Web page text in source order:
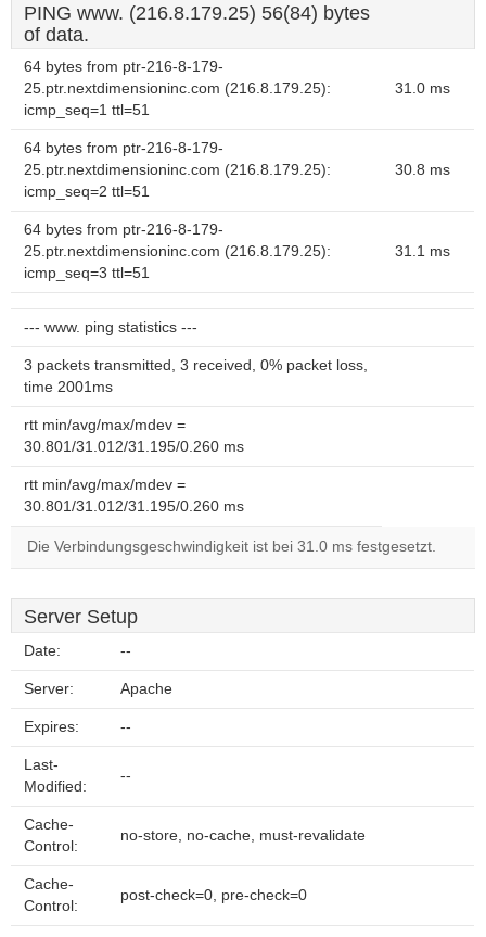
PING www. (216.8.179.25) 56(84) bytes
of data.
64 bytes from ptr-216-8-179-
25.ptr.nextdimensioninc.com (216.8.179.25):
icmp_seq=1 ttl=51
31.0 ms
64 bytes from ptr-216-8-179-
25.ptr.nextdimensioninc.com (216.8.179.25):
icmp_seq=2 ttl=51
30.8 ms
64 bytes from ptr-216-8-179-
25.ptr.nextdimensioninc.com (216.8.179.25):
icmp_seq=3 ttl=51
31.1 ms
--- www. ping statistics ---
3 packets transmitted, 3 received, 0% packet loss,
time 2001ms
rtt min/avg/max/mdev =
30.801/31.012/31.195/0.260 ms
rtt min/avg/max/mdev =
30.801/31.012/31.195/0.260 ms
Die Verbindungsgeschwindigkeit ist bei 31.0 ms festgesetzt.
Server Setup
Date: --
Server: Apache
Expires: --
Last-
Modified:
--
Cache-
Control:
no-store, no-cache, must-revalidate
Cache-
Control:
post-check=0, pre-check=0